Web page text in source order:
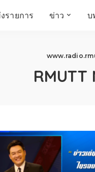
โครงสร้างองค์กร
คณะกรรมการบริห
รายการ ข่าว บ
เศรษฐกิจ สั
คุณภาพชีวิต
HowToLife
ชวนกันมานั่งคุ
ชวนกันมานั่ง
BUSIT
RMUTT